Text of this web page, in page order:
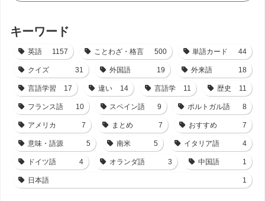
キーワード
英語 1157 ことわざ・格言 500 単語カード 44
クイズ 31 外国語 19 外来語 18
言語学習 17 違い 14 言語学 11 歴史 11
フランス語 10 スペイン語 9 ポルトガル語 8
アメリカ 7 まとめ 7 おすすめ 7
意味・語源 5 南米 5 イタリア語 4
ドイツ語 4 オランダ語 3 中国語 1
日本語 1